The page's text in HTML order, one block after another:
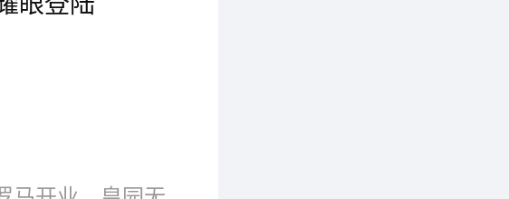
设备。